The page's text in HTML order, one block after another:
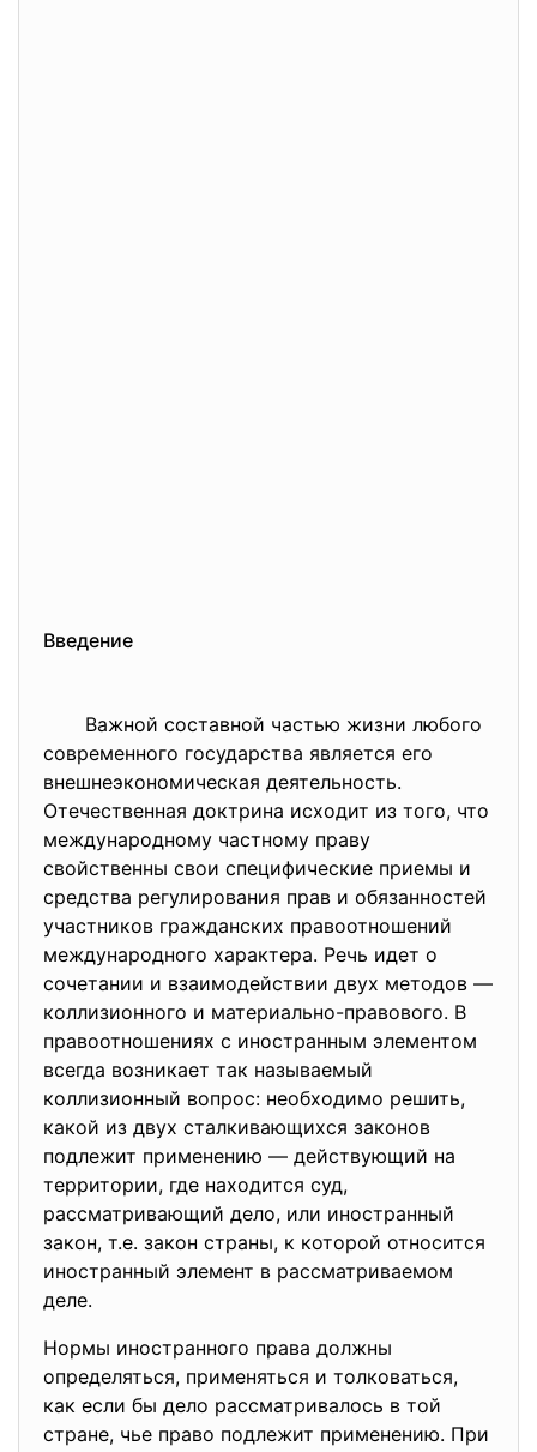
Введение
Важной составной частью жизни любого
современного государства является его
внешнеэкономическая деятельность.
Отечественная доктрина исходит из того, что
международному частному праву
свойственны свои специфические приемы и
средства регулирования прав и обязанностей
участников гражданских правоотношений
международного характера. Речь идет о
сочетании и взаимодействии двух методов —
коллизионного и материально-правового. В
правоотношениях с иностранным элементом
всегда возникает так называемый
коллизионный вопрос: необходимо решить,
какой из двух сталкивающихся законов
подлежит применению — действующий на
территории, где находится суд,
рассматривающий дело, или иностранный
закон, т.е. закон страны, к которой относится
иностранный элемент в рассматриваемом
деле.
Нормы иностранного права должны
определяться, применяться и толковаться,
как если бы дело рассматривалось в той
стране, чье право подлежит применению. При